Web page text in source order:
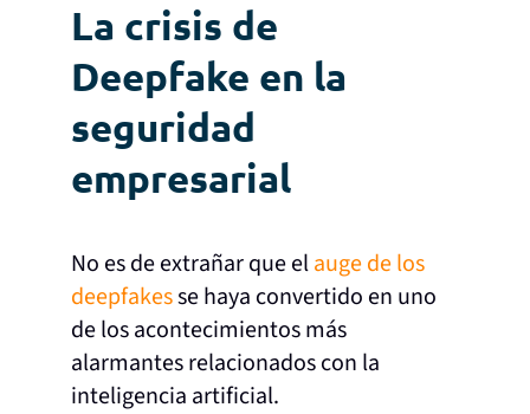
La crisis de
Deepfake en la
seguridad
empresarial
No es de extrañar que elauge de los
deepfakesse haya convertido en uno
de los acontecimientos más
alarmantes relacionados con la
inteligencia artificial.